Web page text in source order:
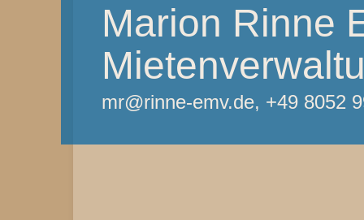
Marion Rinne
mr@rinne-emv.de, +49 8052